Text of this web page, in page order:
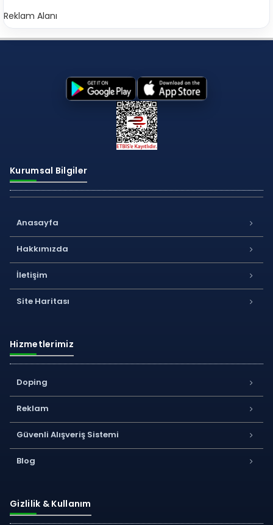
Reklam Alanı
Kurumsal Bilgiler
Anasayfa
Hakkımızda
İletişim
Site Haritası
Hizmetlerimiz
Doping
Reklam
Güvenli Alışveriş Sistemi
Blog
Gizlilik & Kullanım